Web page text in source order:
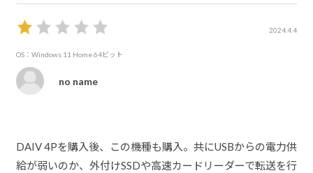
2024.4.4
OS：Windows 11 Home 64ビット
no name
DAIV 4Pを購入後、この機種も購入。共にUSBからの電力供
給が弱いのか、外付けSSDや高速カードリーダーで転送を行